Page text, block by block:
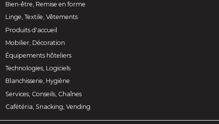
Bien-être, Remise en forme
Linge, Textile, Vêtements
Produits d'accueil
Mobilier, Décoration
Équipements hôteliers
Technologies, Logiciels
Blanchisserie, Hygiène
Services, Conseils, Chaînes
Cafétéria, Snacking, Vending